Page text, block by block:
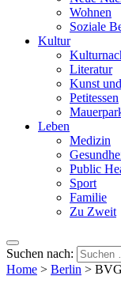
Wohnen
Soziale
Kultur
Literatur
Kunst
Petitessen
Leben
Medizin
Public
Sport
Familie
Zu Zweit
Suchen nach:
Home > Berlin >